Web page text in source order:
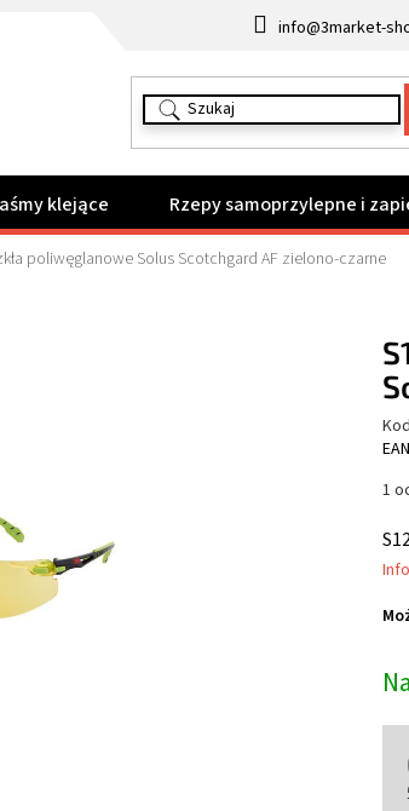
info@3market-
klejące Rzepy samoprzylepne i
poliwęglanowe Solus Scotchgard AF zielono-czarne
5,0
na
5
1